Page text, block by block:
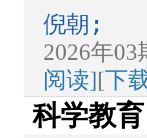
倪朝;
2026年03
阅读][下
科学教育